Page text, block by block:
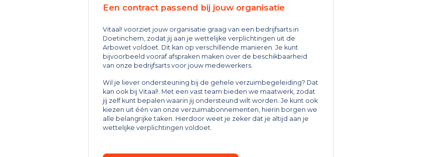
Een contract passend bij jouw organisatie
Vitaal! voorziet jouw organisatie graag van een bedrijfsarts in
Doetinchem, zodat jij aan je wettelijke verplichtingen uit de
Arbowet voldoet. Dit kan op verschillende manieren. Je kunt
bijvoorbeeld vooraf afspraken maken over de beschikbaarheid
van onze bedrijfsarts voor jouw medewerkers.
Wil je liever ondersteuning bij de gehele verzuimbegeleiding? Dat
kan ook bij Vitaal!. Met een vast team bieden we maatwerk, zodat
jij zelf kunt bepalen waarin jij ondersteund wilt worden. Je kunt ook
kiezen uit één van onze verzuimabonnementen, hierin borgen we
alle belangrijke taken. Hierdoor weet je zeker dat je altijd aan je
wettelijke verplichtingen voldoet.